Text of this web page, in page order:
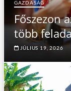
GAZDASÁG
Főszezon
több
JÚLIUS 19, 2026